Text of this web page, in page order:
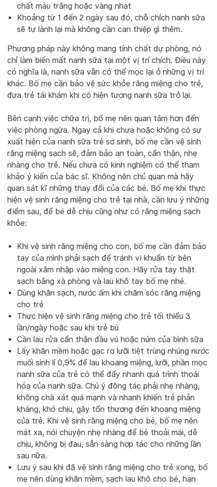
chất màu trắng hoặc vàng nhạt
Khoảng từ 1 đến 2 ngày sau đó, chỗ chích nanh sữa
sẽ tự lành lại mà không cần can thiệp gì thêm.
Phương pháp này không mang tính chất dự phòng, nó
chỉ làm biến mất nanh sữa tại một vị trí chích. Điều này
có nghĩa là, nanh sữa vẫn có thể mọc lại ở những vị trí
khác. Bố mẹ cần bảo vệ sức khỏe răng miệng cho trẻ,
đưa trẻ tái khám khi có hiện tượng nanh sữa trở lại.
Bên cạnh việc chữa trị, bố mẹ nên quan tâm hơn đến
việc phòng ngừa. Ngay cả khi chưa hoặc không có sự
xuất hiện của nanh sữa trẻ sơ sinh, bố mẹ cần vệ sinh
răng miệng sạch sẽ, đảm bảo an toàn, cẩn thận, nhẹ
nhàng cho trẻ. Nếu chưa có kinh nghiệm có thể tham
khảo ý kiến của bác sĩ. Không nên chủ quan mà hãy
quan sát kĩ những thay đổi của các bé. Bố mẹ khi thực
hiện vệ sinh răng miệng cho trẻ tại nhà, cần lưu ý những
điểm sau, để bé dễ chịu cũng như có răng miệng sạch
khỏe:
Khi vệ sinh răng miệng cho con, bố mẹ cần đảm bảo
tay của mình phải sạch để tránh vi khuẩn từ bên
ngoài xâm nhập vào miệng con. Hãy rửa tay thật
sạch bằng xà phòng và lau khô tay bố mẹ nhé.
Dùng khăn sạch, nước ấm khi chăm sóc răng miệng
cho trẻ
Thực hiện vệ sinh răng miệng cho trẻ tối thiểu 3
lần/ngày hoặc sau khi trẻ bú
Cần lau rửa cẩn thận đầu vú hoặc núm của bình sữa
Lấy khăn mềm hoặc gạc rơ lưỡi tiệt trùng nhúng nước
muối sinh lí 0,9% để lau khoang miệng, lưỡi, phần mọc
nanh sữa của trẻ có thể đẩy nhanh quá trình thoái
hóa của nanh sữa. Chú ý động tác phải nhẹ nhàng,
không chà xát quá mạnh và nhanh khiến trẻ phản
kháng, khó chịu, gây tổn thương đến khoang miệng
của trẻ. Khi vệ sinh răng miệng cho bé, bố mẹ nên
mát xa, nói chuyện nhẹ nhàng để bé thoải mái, dễ
chịu, không bị đau, sẵn sàng hợp tác cho những lần
sau nữa.
Lưu ý sau khi đã vệ sinh răng miệng cho trẻ xong, bố
mẹ nên dùng khăn mềm, sạch lau khô cho bé, hạn